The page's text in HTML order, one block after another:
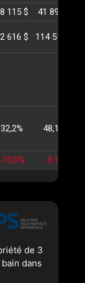
115 $ 41 895 $
616 $ 114 512 $
32,2% 48,1%
-10,0% -9,1%
de 3
dans